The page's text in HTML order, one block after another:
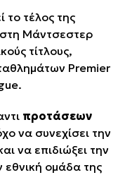
το τέλος της
στη Μάντσεστερ
τίτλους,
Premier
προτάσεων
να συνεχίσει την
να επιδιώξει την
εθνική ομάδα της